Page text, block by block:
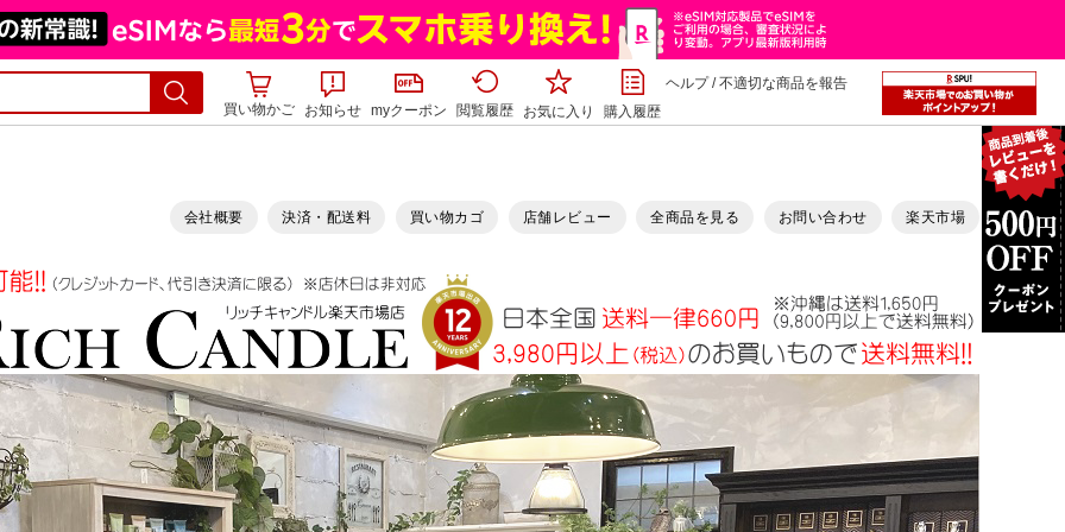
買い物かご お知らせ myクーポン 閲覧履歴 お気に入り 購入履歴
ヘルプ/不適切な商品を報告